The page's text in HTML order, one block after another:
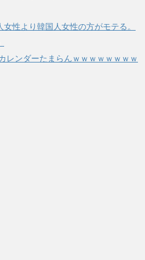
性より韓国人女性の方がモテる。
レンダーたまらんｗｗｗｗｗｗｗｗ